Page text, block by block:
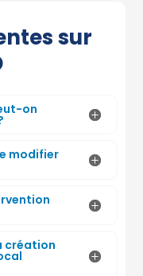
sur
on
modifier
création